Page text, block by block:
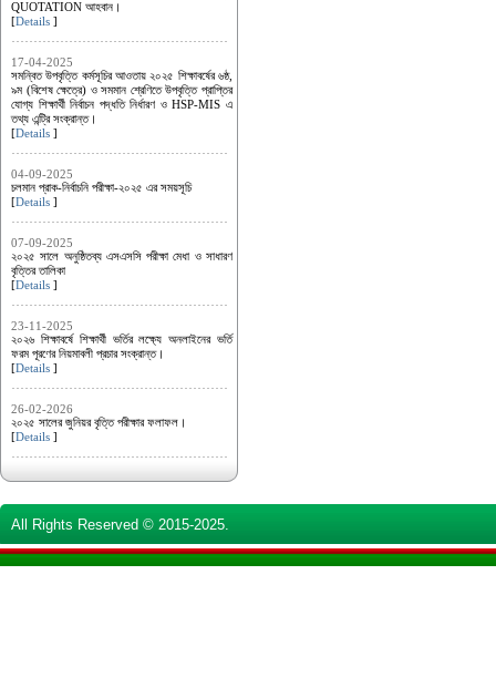
QUOTATION আহবান।
[Details ]
17-04-2025
সমন্বিত উপবৃত্তি কর্মসূচির আওতায় ২০২৫ শিক্ষাবর্ষের ৬ষ্ঠ,
৯ম (বিশেষ ক্ষেত্রে) ও সমমান শ্রেণিতে উপবৃত্তি প্রাপ্তির
যোগ্য শিক্ষার্থী নির্বাচন পদ্ধতি নির্ধারণ ও HSP-MIS এ
তথ্য এন্ট্রি সংক্রান্ত।
[Details ]
04-09-2025
চলমান প্রাক-নির্বাচনি পরীক্ষা-২০২৫ এর সময়সূচি
[Details ]
07-09-2025
২০২৫ সালে অনুষ্ঠিতব্য এসএসসি পরীক্ষা মেধা ও সাধারণ
বৃত্তির তালিকা
[Details ]
23-11-2025
২০২৬ শিক্ষাবর্ষে শিক্ষার্থী ভর্তির লক্ষ্যে অনলাইনের ভর্তি
ফরম পূরণের নিয়মাবলী প্রচার সংক্রান্ত।
[Details ]
26-02-2026
২০২৫ সালের জুনিয়র বৃত্তি পরীক্ষার ফলাফল।
[Details ]
All Rights Reserved © 2015-2025.